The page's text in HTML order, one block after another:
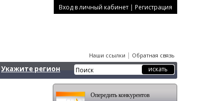
Вход в личный кабинет | Регистрация
Наши ссылки | Обратная связь
Укажите регион
Опередить конкурентов